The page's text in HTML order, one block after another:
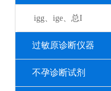
igg、ige、总I
过敏原诊断仪器
不孕诊断试剂